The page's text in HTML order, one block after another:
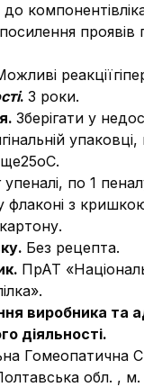
до
проявів
. 3 роки.
Зберігати у
по 1
флаконі з
Без рецепта.
ПрАТ
виробника та
діяльності.
Гомеопатична
обл. ,